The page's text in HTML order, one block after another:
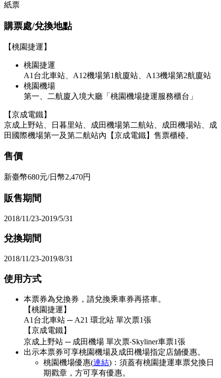
紙票
購票處/兌換地點
【桃園捷運】
桃園捷運
A1台北車站、A12機場第1航廈站、A13機場第2航廈站
桃園機場
第一、二航廈入境大廳「桃園機場捷運服務櫃台」
【京成電鐵】
京成上野站、日暮里站、成田機場第二航站、成田機場站、成
田國際機場第一及第二航站內【京成電鐵】售票櫃檯。
售價
新臺幣680元/日幣2,470円
販售期間
2018/11/23-2019/5/31
兌換期間
2018/11/23-2019/8/31
使用方式
本票券為兌換券，請兌換乘車券再搭車。
【桃園捷運】
A1台北車站 ─ A21 環北站 單次票1張
【京成電鐵】
京成上野站 ─ 成田機場 單次票‧Skyliner車票1張
出示本票券可享桃園機場及成田機場指定店舖優惠。
桃園機場優惠(連結)：須蓋有桃園捷運車票兌換日
期戳章，方可享有優惠。